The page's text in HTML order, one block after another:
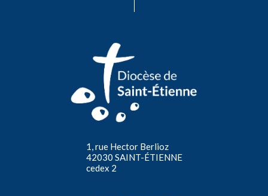
1, rue Hector Berlioz
42030 SAINT-ÉTIENNE
cedex 2